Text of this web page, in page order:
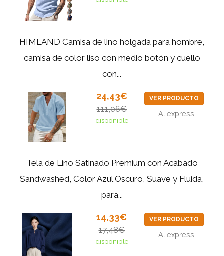
HIMLAND Camisa de lino holgada para hombre,
camisa de color liso con medio botón y cuello
con...
24,43€
111,06€
disponible
VER PRODUCTO
Aliexpress
Tela de Lino Satinado Premium con Acabado
Sandwashed, Color Azul Oscuro, Suave y Fluida,
para...
14,33€
17,48€
disponible
VER PRODUCTO
Aliexpress